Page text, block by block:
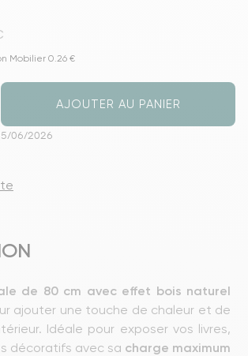
Mobilier 0.26 €
AJOUTER AU PANIER
06/2026
de 80 cm avec effet bois naturel
ajouter une touche de chaleur et de
Idéale pour exposer vos livres,
décoratifs avec sa charge maximum